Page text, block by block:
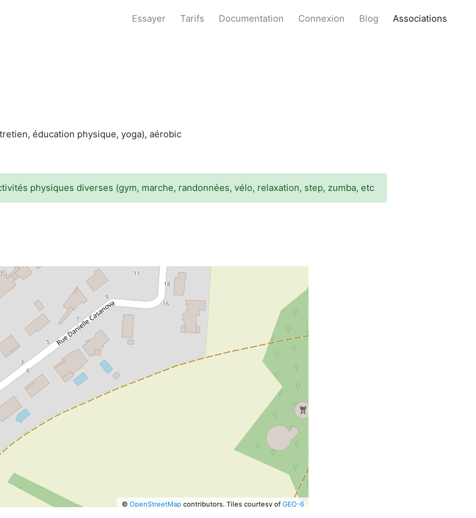
Essayer Tarifs Documentation Connexion Blog Associations
éducation physique, yoga), aérobic
physiques diverses (gym, marche, randonnées, vélo, relaxation, step, zumba, etc
© OpenStreetMapcontributors. Tiles courtesy of GEO-6